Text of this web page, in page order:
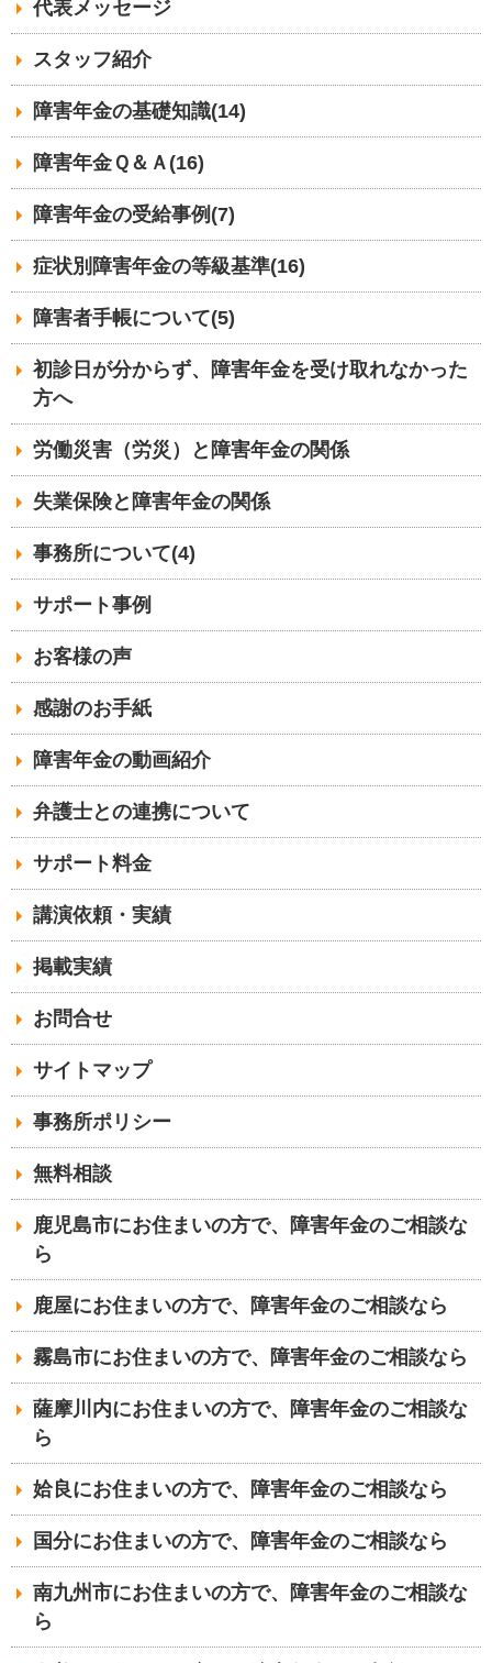
代表メッセージ
スタッフ紹介
障害年金の基礎知識(14)
障害年金Ｑ＆Ａ(16)
障害年金の受給事例(7)
症状別障害年金の等級基準(16)
障害者手帳について(5)
初診日が分からず、障害年金を受け取れなかった
方へ
労働災害（労災）と障害年金の関係
失業保険と障害年金の関係
事務所について(4)
サポート事例
お客様の声
感謝のお手紙
障害年金の動画紹介
弁護士との連携について
サポート料金
講演依頼・実績
掲載実績
お問合せ
サイトマップ
事務所ポリシー
無料相談
鹿児島市にお住まいの方で、障害年金のご相談な
ら
鹿屋にお住まいの方で、障害年金のご相談なら
霧島市にお住まいの方で、障害年金のご相談なら
薩摩川内にお住まいの方で、障害年金のご相談な
ら
姶良にお住まいの方で、障害年金のご相談なら
国分にお住まいの方で、障害年金のご相談なら
南九州市にお住まいの方で、障害年金のご相談な
ら